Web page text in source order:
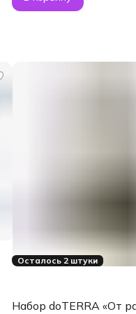
Осталось 2 штуки
Набор doTERRA «От